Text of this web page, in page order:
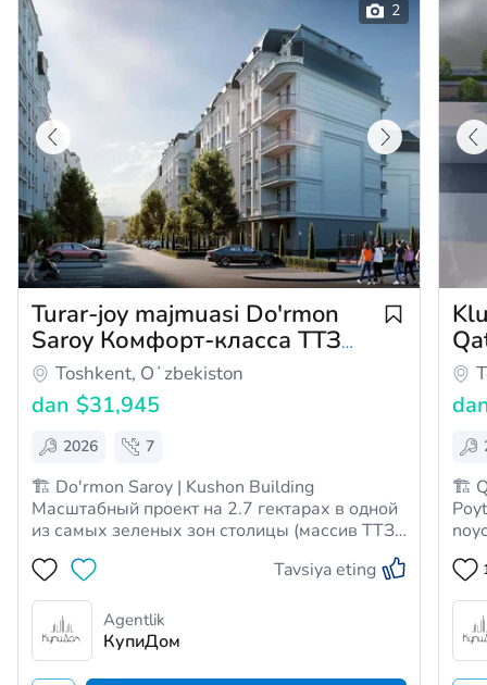
Turar-joy majmuasi Do'rmon
Saroy Комфорт-класса ТТЗ
продажа квартир Мирзо-
Улугбек 1-3 комн. квартиры
Toshkent, Oʻzbekiston
dan $31,945
2026 7
🏗 Do'rmon Saroy | Kushon Building
Масштабный проект на 2.7 гектарах в одной
из самых зеленых зон столицы (массив ТТЗ).
Главная особенность — 60% территории
отведено под парки и прогулочные зоны, и
только 40% под застройку. Фасад из
натурального травертина подчеркивает
статус и долговечность…
Tavsiya eting
Agentlik
КупиДом
/
🏗